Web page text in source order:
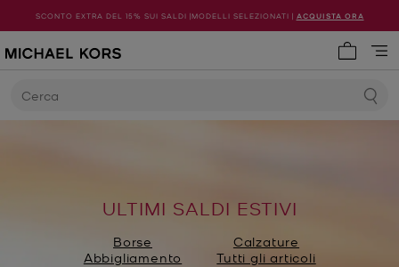
SCONTO EXTRA DEL 15% SUI SALDI |MODELLI SELEZIONATI | ACQUISTA ORA
Cerca
ULTIMI SALDI ESTIVI
Borse
Calzature
Abbigliamento
Tutti gli articoli